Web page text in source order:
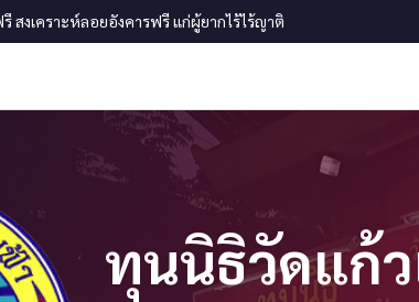
สงเคราะห์ลอยอังคารฟรี แก่ผู้ยากไร้ไร้ญาติ
ทุนนิธิวัดแก้